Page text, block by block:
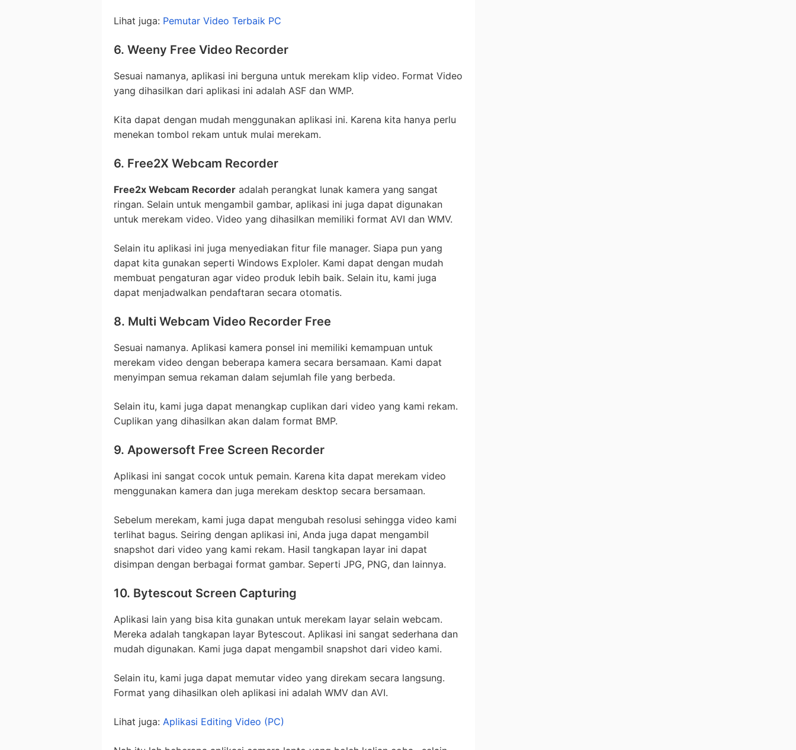
Lihat juga: Pemutar Video Terbaik PC
6. Weeny Free Video Recorder
Sesuai namanya, aplikasi ini berguna untuk merekam klip video. Format Video
yang dihasilkan dari aplikasi ini adalah ASF dan WMP.
Kita dapat dengan mudah menggunakan aplikasi ini. Karena kita hanya perlu
menekan tombol rekam untuk mulai merekam.
6. Free2X Webcam Recorder
Free2x Webcam Recorder adalah perangkat lunak kamera yang sangat
ringan. Selain untuk mengambil gambar, aplikasi ini juga dapat digunakan
untuk merekam video. Video yang dihasilkan memiliki format AVI dan WMV.
Selain itu aplikasi ini juga menyediakan fitur file manager. Siapa pun yang
dapat kita gunakan seperti Windows Exploler. Kami dapat dengan mudah
membuat pengaturan agar video produk lebih baik. Selain itu, kami juga
dapat menjadwalkan pendaftaran secara otomatis.
8. Multi Webcam Video Recorder Free
Sesuai namanya. Aplikasi kamera ponsel ini memiliki kemampuan untuk
merekam video dengan beberapa kamera secara bersamaan. Kami dapat
menyimpan semua rekaman dalam sejumlah file yang berbeda.
Selain itu, kami juga dapat menangkap cuplikan dari video yang kami rekam.
Cuplikan yang dihasilkan akan dalam format BMP.
9. Apowersoft Free Screen Recorder
Aplikasi ini sangat cocok untuk pemain. Karena kita dapat merekam video
menggunakan kamera dan juga merekam desktop secara bersamaan.
Sebelum merekam, kami juga dapat mengubah resolusi sehingga video kami
terlihat bagus. Seiring dengan aplikasi ini, Anda juga dapat mengambil
snapshot dari video yang kami rekam. Hasil tangkapan layar ini dapat
disimpan dengan berbagai format gambar. Seperti JPG, PNG, dan lainnya.
10. Bytescout Screen Capturing
Aplikasi lain yang bisa kita gunakan untuk merekam layar selain webcam.
Mereka adalah tangkapan layar Bytescout. Aplikasi ini sangat sederhana dan
mudah digunakan. Kami juga dapat mengambil snapshot dari video kami.
Selain itu, kami juga dapat memutar video yang direkam secara langsung.
Format yang dihasilkan oleh aplikasi ini adalah WMV dan AVI.
Lihat juga: Aplikasi Editing Video (PC)